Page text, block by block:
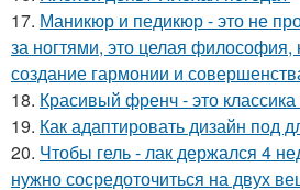
17. Маникюр и педикюр - это не
за ногтями, это целая
создание гармонии и
18. Красивый френч - это
19. Как адаптировать дизайн под
20. Чтобы гель - лак держался 4
нужно сосредоточиться на двух